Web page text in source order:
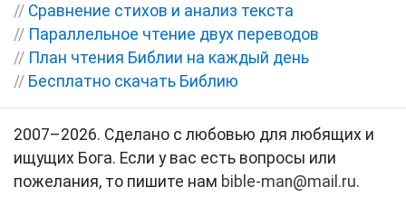
// Сравнение стихов и анализ текста
// Параллельное чтение двух переводов
// План чтения Библии на каждый день
// Бесплатно скачать Библию
2007–2026. Сделано с любовью для любящих и
ищущих Бога. Если у вас есть вопросы или
пожелания, то пишите нам bible-man@mail.ru.